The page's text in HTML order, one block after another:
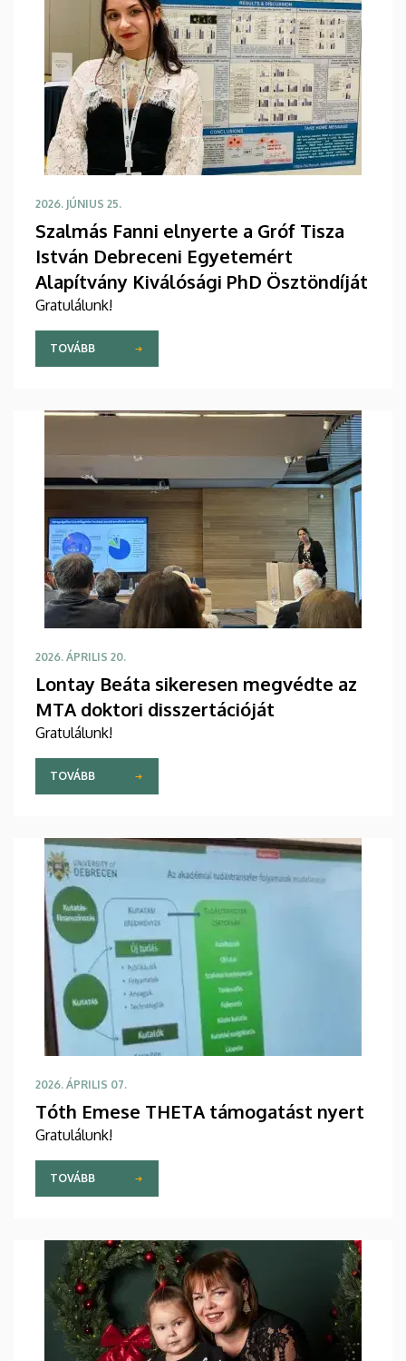
2026. JÚNIUS 25.
Szalmás Fanni elnyerte a Gróf Tisza
István Debreceni Egyetemért
Alapítvány Kiválósági PhD Ösztöndíját
Gratulálunk!
TOVÁBB
2026. ÁPRILIS 20.
Lontay Beáta sikeresen megvédte az
MTA doktori disszertációját
Gratulálunk!
TOVÁBB
2026. ÁPRILIS 07.
Tóth Emese THETA támogatást nyert
Gratulálunk!
TOVÁBB